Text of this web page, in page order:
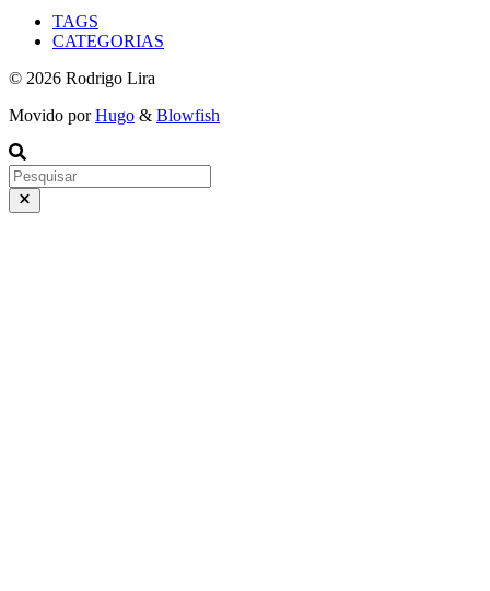
TAGS
CATEGORIAS
© 2026 Rodrigo Lira
Movido porHugo & Blowfish